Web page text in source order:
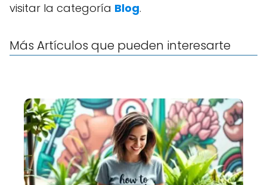
visitar la categoría Blog.
Más Artículos que pueden interesarte